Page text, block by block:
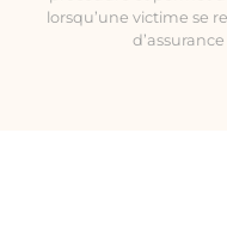
lorsqu’une victime se